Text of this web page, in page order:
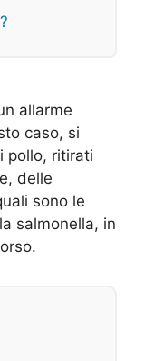
allarme
caso, si
pollo, ritirati
delle
sono le
salmonella, in